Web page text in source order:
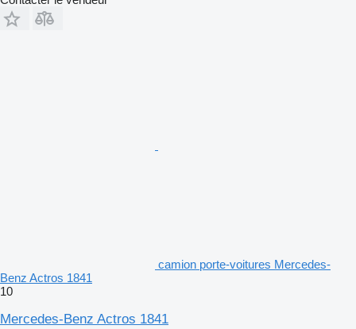
camion porte-voitures Mercedes-
Benz Actros 1841
10
Mercedes-Benz Actros 1841